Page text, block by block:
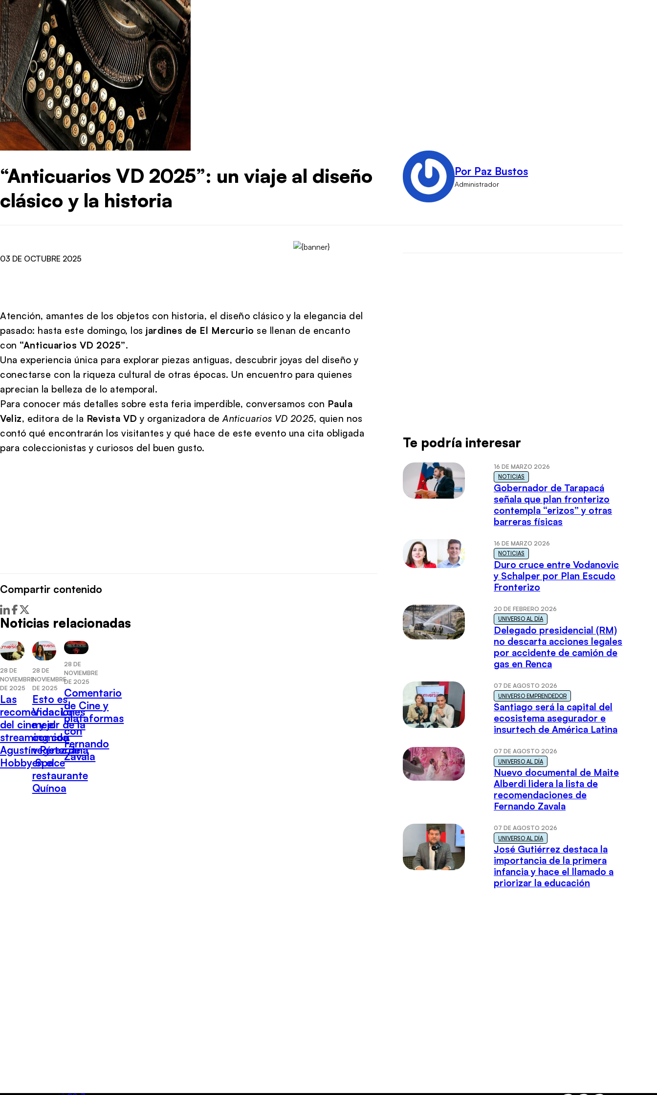
“Anticuarios VD 2025”: un viaje al diseño
clásico y la historia
Por Paz Bustos
Administrador
03 DE OCTUBRE 2025
Atención, amantes de los objetos con historia, el diseño clásico y la elegancia del
pasado: hasta este domingo, los jardines de El Mercurio se llenan de encanto
con “Anticuarios VD 2025”.
Una experiencia única para explorar piezas antiguas, descubrir joyas del diseño y
conectarse con la riqueza cultural de otras épocas. Un encuentro para quienes
aprecian la belleza de lo atemporal.
Para conocer más detalles sobre esta feria imperdible, conversamos con Paula
Veliz, editora de la Revista VD y organizadora deAnticuarios VD 2025, quien nos
contó qué encontrarán los visitantes y qué hace de este evento una cita obligada
para coleccionistas y curiosos del buen gusto.
Compartir contenido
Noticias relacionadas
28 DE
NOVIEMBRE
DE 2025
Las
recomendaciones
del cine y el
streaming con
Agustín Pérez de
Hobby Space
28 DE
NOVIEMBRE
DE 2025
Esto es
Vida: Lo
mejor de la
comida
vegetariana
en el
restaurante
Quínoa
28 DE
NOVIEMBRE
DE 2025
Comentario
de Cine y
plataformas
con
Fernando
Zavala
Te podría interesar
16 DE MARZO 2026
NOTICIAS
Gobernador de Tarapacá
señala que plan fronterizo
contempla “erizos” y otras
barreras físicas
16 DE MARZO 2026
NOTICIAS
Duro cruce entre Vodanovic
y Schalper por Plan Escudo
Fronterizo
20 DE FEBRERO 2026
UNIVERSO AL DÍA
Delegado presidencial (RM)
no descarta acciones legales
por accidente de camión de
gas en Renca
07 DE AGOSTO 2026
UNIVERSO EMPRENDEDOR
Santiago será la capital del
ecosistema asegurador e
insurtech de América Latina
07 DE AGOSTO 2026
UNIVERSO AL DÍA
Nuevo documental de Maite
Alberdi lidera la lista de
recomendaciones de
Fernando Zavala
07 DE AGOSTO 2026
UNIVERSO AL DÍA
José Gutiérrez destaca la
importancia de la primera
infancia y hace el llamado a
priorizar la educación